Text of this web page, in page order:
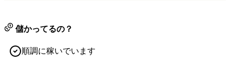
儲かってるの？
順調に稼いでいます